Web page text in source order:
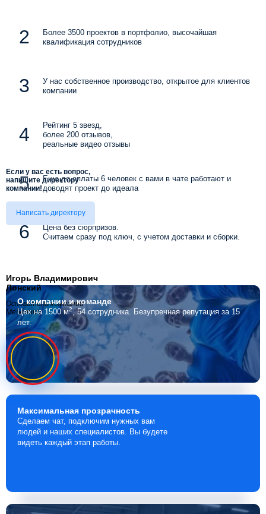
Более 3500 проектов в портфолио, высочайшая
квалификация сотрудников
У нас собственное производство, открытое для клиентов
компании
Рейтинг 5 звезд,
более 200 отзывов,
реальные видео отзывы
Еще до оплаты 6 человек с вами в чате работают и
доводят проект до идеала
Цена без сюрпризов.
Считаем сразу под ключ, с учетом доставки и сборки.
Если у вас есть вопрос,
напишите директору
компании!
Написать директору
Игорь Владимирович
Лонский
Основатель компании
Мебелино
О компаниии команде
Цех на 1500 м2, 54 сотрудника. Безупречная репутация за 15
лет.
Максимальная прозрачность
Сделаем чат, подключим нужных вам
людей и наших специалистов. Вы будете
видеть каждый этап работы.